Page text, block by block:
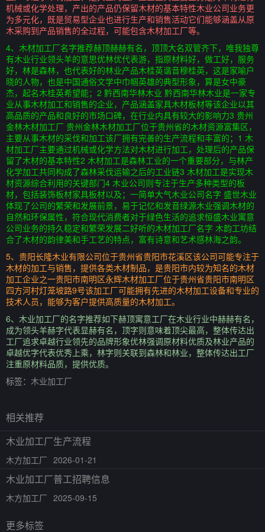
机械或化学处理，产出的产品仍保留木材的基本特性木业公司业务更
为多元化，既是贸易型企业也进行生产和销售活动它们能够涵盖从原
木采购到产品销售的全过程，可能包含木材加工厂等。
4、木材加工厂名字推荐赫顶赫赫有名，顶顶大名双管齐下，唯我独尊
有木业行业领头羊的意思优林优代表游，指原材料好，做工好，服务
好，林是森林，也代表好的林业产品木桂英谐音穆桂英，这是家喻户
晓的人物，也是中国通俗文学中巾帼英雄的典型形象，算是女中豪
杰，起名木桂英希望能；2 黔西南华林木业 黔西南华林木业是一家专
业从事木材加工和销售的企业，产品涵盖家具木材板材等该企业以其
高品质的产品和良好的市场口碑，在行业内具有较大的影响力3 贵州
金林木材加工厂 贵州金林木材加工厂位于贵州省的木材资源富集区，
主要从事木材的采伐和加工该厂拥有完善的生产流程和丰富的；1 木
材加工厂主要通过机械或化学方法对木材进行加工，处理后的产品保
留了木材的基本特性2 木材加工是森林工业的一个重要部分，与林产
化学加工共同构成了森林采伐运输之后的工业链3 木材加工是实现木
材资源综合利用的关键部门4 木业公司则专注于生产多种类型的板
材，包括装饰板材家具板材以及；一简单大气木业公司名字 盛世木业
体现了公司的繁荣和发展前景，易于记忆和发音绿源木业强调木材的
自然和环保属性，符合现代消费者对于绿色生活的追求恒盛木业寓意
公司业务的持久稳定和繁荣发展二好听的木材加工厂名字 木韵工坊结
合了木材的韵律美和手工艺的特点，富有诗意和艺术感林海之韵。
5、贵阳长隆木业有限公司位于贵州省贵阳市花溪区该公司可能专注于
木材的加工与销售，提供各类木材制品，是贵阳市内较为知名的木材
加工企业之一贵阳市南明区永辉木材加工厂位于贵州省贵阳市南明区
四方河村灯笼坡路9号该加工厂可能拥有先进的木材加工设备和专业的
技术人员，能够为客户提供高质量的木材加工。
6、木业加工厂的名字推荐如下赫顶寓意工厂在木业行业中赫赫有名，
成为领头羊赫字代表显赫有名，顶字则意味着顶尖最高，整体传达出
工厂追求卓越行业领先的品牌形象优林强调原材料优质及林业产品的
卓越优字代表优秀上乘，林字则关联到森林和林业，整体传达出工厂
注重原材料品质，提供优质。
标签： 木业加工厂
相关推荐
木业加工厂生产流程
木方加工厂 2026-01-21
木业加工厂普工招聘信息
木方加工厂 2025-09-15
更多标签